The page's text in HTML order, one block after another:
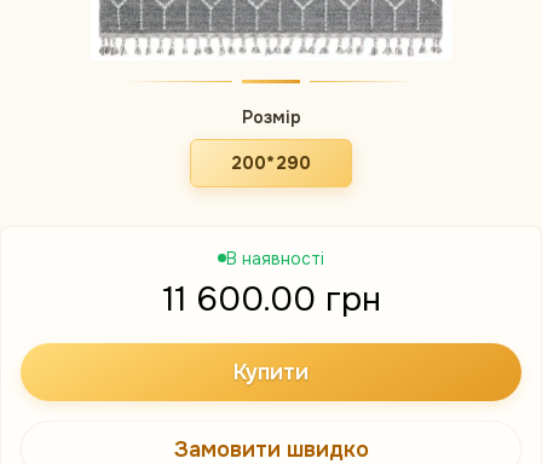
Розмір
200*290
В наявності
11 600.00 грн
Купити
Замовити швидко